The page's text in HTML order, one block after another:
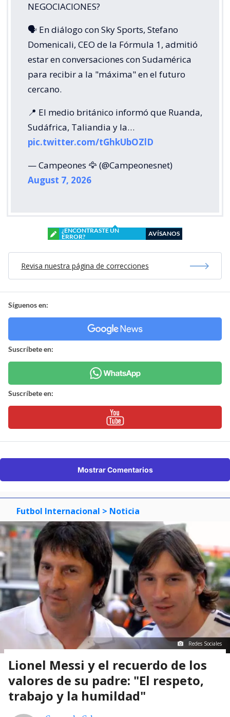
NEGOCIACIONES?
🗣️ En diálogo con Sky Sports, Stefano
Domenicali, CEO de la Fórmula 1, admitió
estar en conversaciones con Sudamérica
para recibir a la "máxima" en el futuro
cercano.
📍 El medio británico informó que Ruanda,
Sudáfrica, Taliandia y la…
pic.twitter.com/tGhkUbOZlD
— Campeones 🦅 (@Campeonesnet)
August 7, 2026
¿ENCONTRASTE UN
ERROR?
AVÍSANOS
Revisa nuestra página de correcciones
Síguenos en:
Suscríbete en:
Suscríbete en:
Mostrar Comentarios
Futbol Internacional > Noticia
Redes Sociales
Lionel Messi y el recuerdo de los
valores de su padre: "El respeto,
trabajo y la humildad"